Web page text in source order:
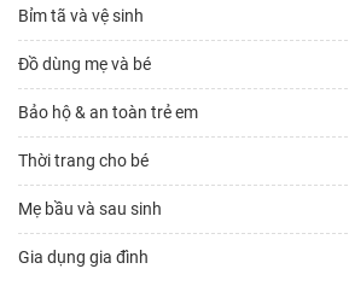
Bỉm tã và vệ sinh
Đồ dùng mẹ và bé
Bảo hộ & an toàn trẻ em
Thời trang cho bé
Mẹ bầu và sau sinh
Gia dụng gia đình